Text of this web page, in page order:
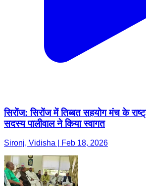
सिरोंज: सिरोंज में तिब्बत सहयोग मंच के
सदस्य पालीवाल ने किया स्वागत
Sironj, Vidisha | Feb 18, 2026